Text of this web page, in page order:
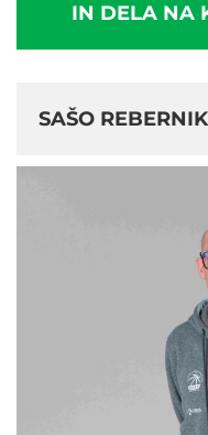
IN DELA NA
SAŠO REBERNIK